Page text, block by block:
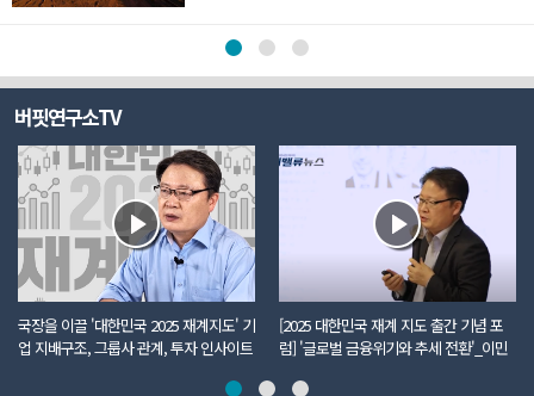
에서는 공급 부족과 생산 차질까지 겹치면서 가격이
빠르게 상승한 것으로 풀이된다.지난 8월 5일 뉴욕
상업거래소(COMEX)의 9월물 구리 가격은 장중 톤
버핏연구소TV
국장을 이끌 '대한민국 2025 재계지도' 기
업 지배구조, 그룹사 관계, 투자 인사이트
[2025 대한민국 재계 지도 출간 기념 포
럼] '글로벌 금융위기와 추세 전환'_이민